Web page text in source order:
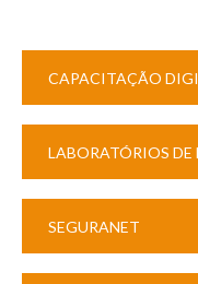
CAPACITAÇÃO
LABORATÓRIOS
SEGURANET